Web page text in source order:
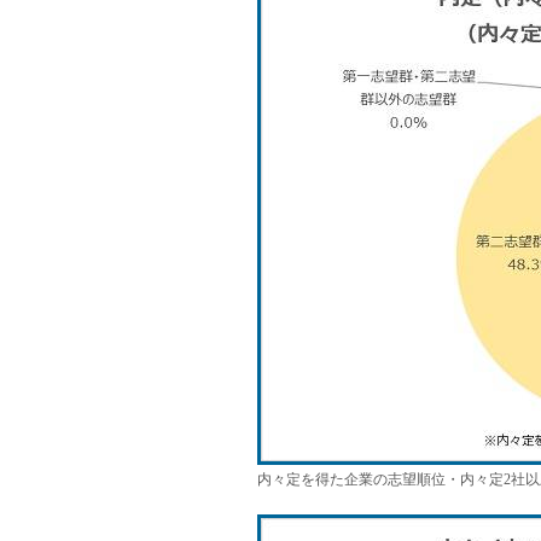
内々定を得た企業の志望順位・内々定2社